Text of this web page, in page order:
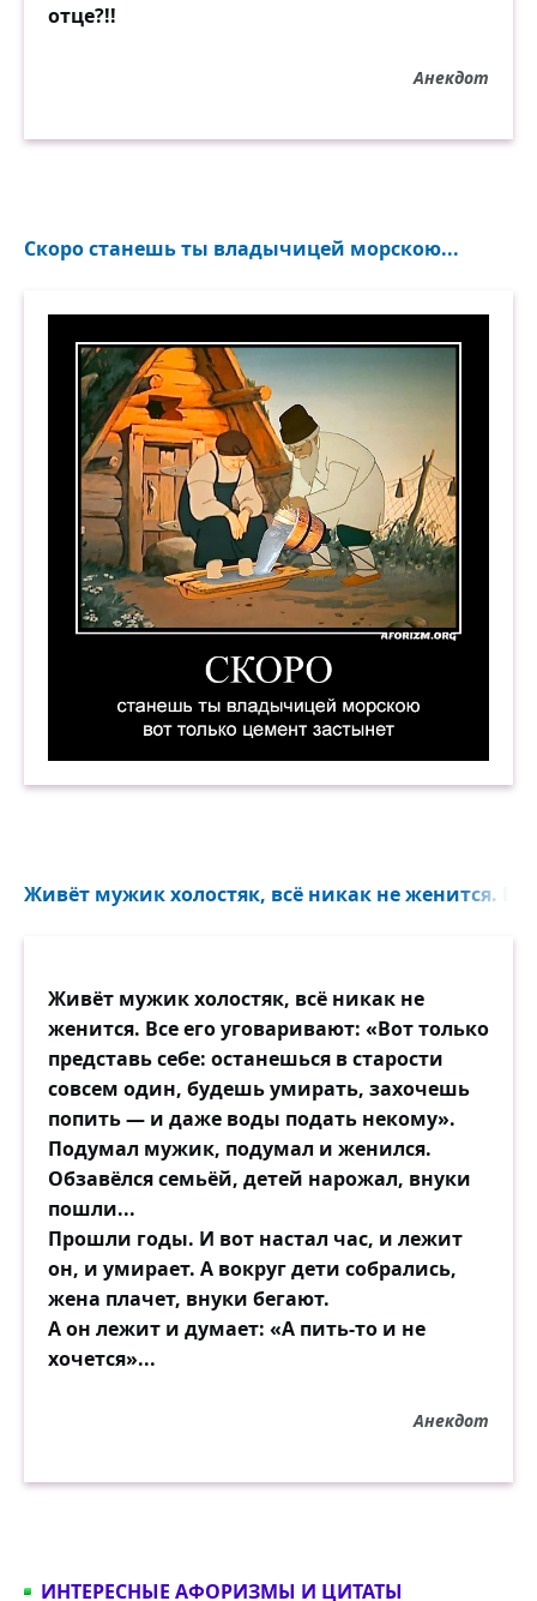
отце?!!
Анекдот
Скоро станешь ты владычицей морскою...
Живёт мужик холостяк, всё никак не женится.
Живёт мужик холостяк, всё никак не
женится. Все его уговаривают: «Вот только
представь себе: останешься в старости
совсем один, будешь умирать, захочешь
попить — и даже воды подать некому».
Подумал мужик, подумал и женился.
Обзавёлся семьёй, детей нарожал, внуки
пошли...
Прошли годы. И вот настал час, и лежит
он, и умирает. А вокруг дети собрались,
жена плачет, внуки бегают.
А он лежит и думает: «А пить-то и не
хочется»...
Анекдот
ИНТЕРЕСНЫЕ АФОРИЗМЫ И ЦИТАТЫ